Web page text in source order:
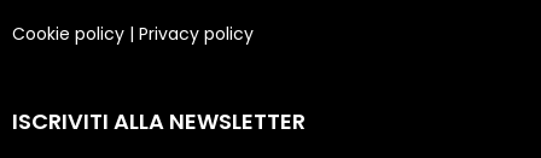
Cookie policy | Privacy policy
ISCRIVITI ALLA NEWSLETTER